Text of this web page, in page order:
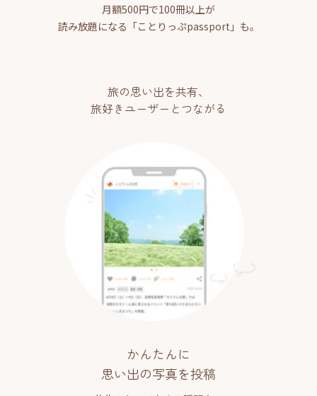
月額500円で100冊以上が
読み放題になる「ことりっぷpassport」も。
旅の思い出を共有、
旅好きユーザーとつながる
かんたんに
思い出の写真を投稿